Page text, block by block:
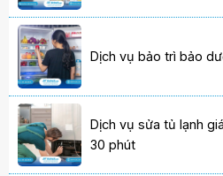
Dịch vụ bảo trì bảo
Dịch vụ sửa tủ lạnh
30 phút